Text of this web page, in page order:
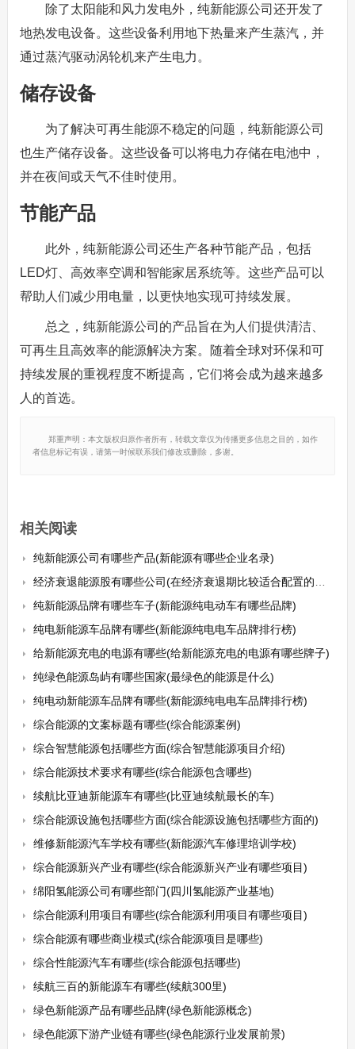
除了太阳能和风力发电外，纯新能源公司还开发了
地热发电设备。这些设备利用地下热量来产生蒸汽，并
通过蒸汽驱动涡轮机来产生电力。
储存设备
为了解决可再生能源不稳定的问题，纯新能源公司
也生产储存设备。这些设备可以将电力存储在电池中，
并在夜间或天气不佳时使用。
节能产品
此外，纯新能源公司还生产各种节能产品，包括
LED灯、高效率空调和智能家居系统等。这些产品可以
帮助人们减少用电量，以更快地实现可持续发展。
总之，纯新能源公司的产品旨在为人们提供清洁、
可再生且高效率的能源解决方案。随着全球对环保和可
持续发展的重视程度不断提高，它们将会成为越来越多
人的首选。
郑重声明：本文版权归原作者所有，转载文章仅为传播更多信息之目的，如作
者信息标记有误，请第一时候联系我们修改或删除，多谢。
相关阅读
纯新能源公司有哪些产品(新能源有哪些企业名录)
经济衰退能源股有哪些公司(在经济衰退期比较适合配置的股票)
纯新能源品牌有哪些车子(新能源纯电动车有哪些品牌)
纯电新能源车品牌有哪些(新能源纯电电车品牌排行榜)
给新能源充电的电源有哪些(给新能源充电的电源有哪些牌子)
纯绿色能源岛屿有哪些国家(最绿色的能源是什么)
纯电动新能源车品牌有哪些(新能源纯电电车品牌排行榜)
综合能源的文案标题有哪些(综合能源案例)
综合智慧能源包括哪些方面(综合智慧能源项目介绍)
综合能源技术要求有哪些(综合能源包含哪些)
续航比亚迪新能源车有哪些(比亚迪续航最长的车)
综合能源设施包括哪些方面(综合能源设施包括哪些方面的)
维修新能源汽车学校有哪些(新能源汽车修理培训学校)
综合能源新兴产业有哪些(综合能源新兴产业有哪些项目)
绵阳氢能源公司有哪些部门(四川氢能源产业基地)
综合能源利用项目有哪些(综合能源利用项目有哪些项目)
综合能源有哪些商业模式(综合能源项目是哪些)
综合性能源汽车有哪些(综合能源包括哪些)
续航三百的新能源车有哪些(续航300里)
绿色新能源产品有哪些品牌(绿色新能源概念)
绿色能源下游产业链有哪些(绿色能源行业发展前景)